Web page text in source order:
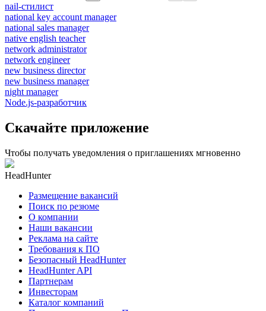
nail-стилист
national key account manager
national sales manager
native english teacher
network administrator
network engineer
new business director
new business manager
night manager
Node.js-разработчик
Скачайте приложение
Чтобы получать уведомления о приглашениях мгновенно
HeadHunter
Размещение вакансий
Поиск по резюме
О компании
Наши вакансии
Реклама на сайте
Требования к ПО
Безопасный HeadHunter
HeadHunter API
Партнерам
Инвесторам
Каталог компаний